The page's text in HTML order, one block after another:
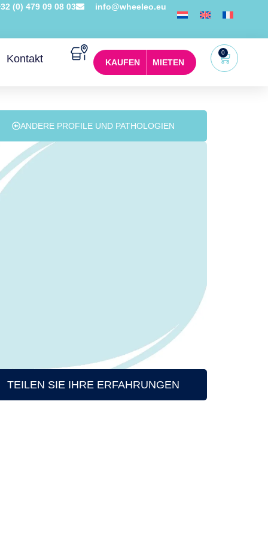
(0) 479 09 08 03 info@wheeleo.eu
Kontakt KAUFEN MIETEN
0
ANDERE PROFILE UND PATHOLOGIEN
TEILEN SIE IHRE ERFAHRUNGEN